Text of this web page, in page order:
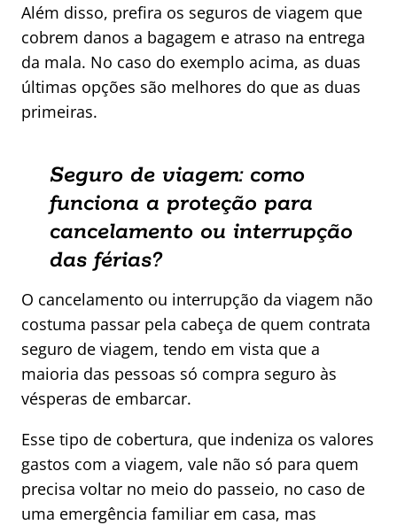
Além disso, prefira os seguros de viagem que
cobrem danos a bagagem e atraso na entrega
da mala. No caso do exemplo acima, as duas
últimas opções são melhores do que as duas
primeiras.
Seguro de viagem: como
funciona a proteção para
cancelamento ou interrupção
das férias?
O cancelamento ou interrupção da viagem não
costuma passar pela cabeça de quem contrata
seguro de viagem, tendo em vista que a
maioria das pessoas só compra seguro às
vésperas de embarcar.
Esse tipo de cobertura, que indeniza os valores
gastos com a viagem, vale não só para quem
precisa voltar no meio do passeio, no caso de
uma emergência familiar em casa, mas